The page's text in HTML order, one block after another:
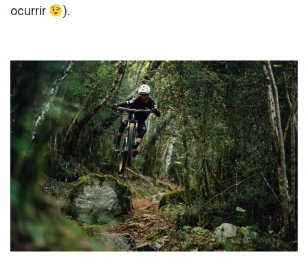
ocurrir
).